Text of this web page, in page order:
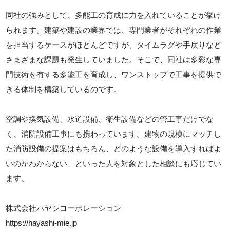
同社の強みとして、多能工の育成に力を入れていることが挙げ
られます。建築や建設の業界では、専門業者がそれぞれの作業
を担当するケースがほとんどですが、タイムラグや手戻りなど
さまざまな課題も発生していました。そこで、同社は多彩な専
門技術を有する多能工を育成し、ワンストップで工事を提供で
きる体制を構築しているのです。
空調や換気設備、水道設備、衛生設備などの管工事だけでな
く、消防設備工事にも携わっています。建物の規模にマッチし
た消防設備の提案はもちろん、どのような設備を導入すればよ
いのかわからない、といった人を対象とした相談にも応じてい
ます。
株式会社ハヤシコーポレーション
https://hayashi-mie.jp